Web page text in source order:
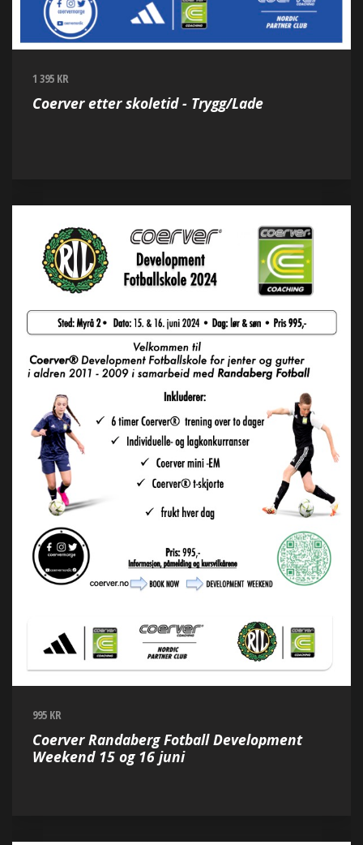
1 395 KR
Coerver etter skoletid - Trygg/Lade
995 KR
Coerver Randaberg Fotball Development
Weekend 15 og 16 juni